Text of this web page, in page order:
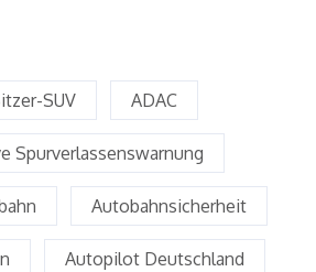
SUV ADAC
Spurverlassenswarnung
Autobahnsicherheit
Autopilot Deutschland